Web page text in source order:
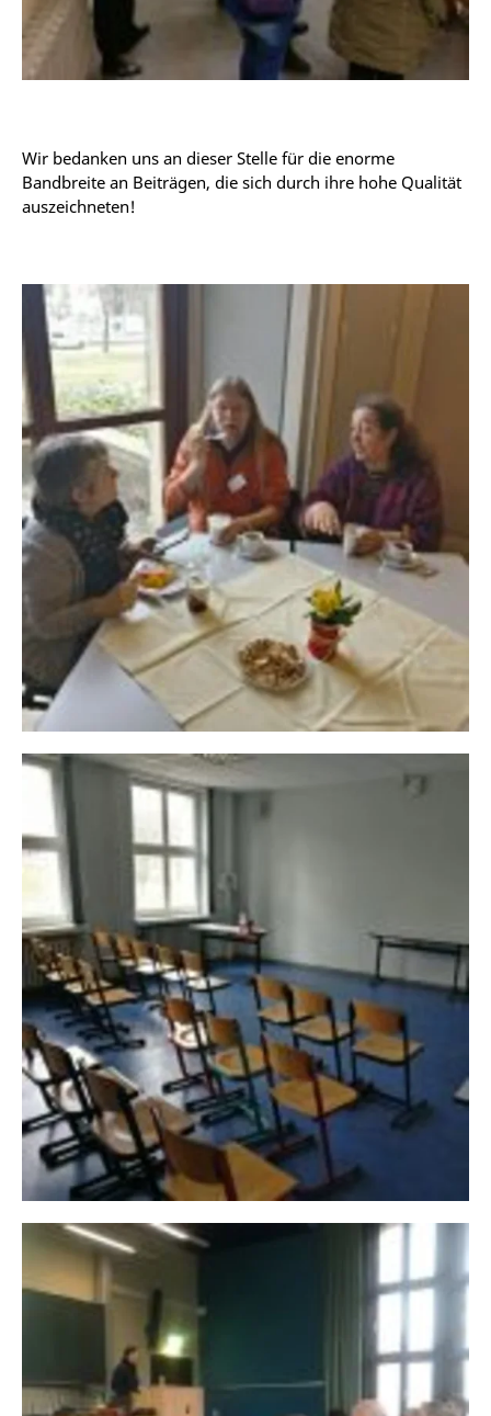
Wir bedanken uns an dieser Stelle für die enorme
Bandbreite an Beiträgen, die sich durch ihre hohe Qualität
auszeichneten!